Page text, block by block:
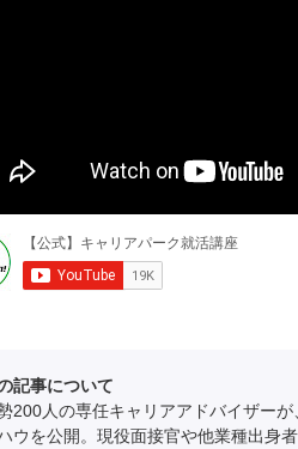
記事について
200人の専任キャリアアドバイザー
ウを公開。現役面接官や他業種出身